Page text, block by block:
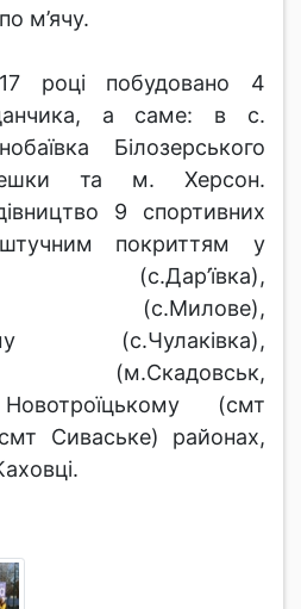
м’ячу.
році побудовано 4
а саме: в с.
Білозерського
та м. Херсон.
9 спортивних
покриттям у
(с.Дар’ївка),
(с.Милове),
(с.Чулаківка),
(м.Скадовськ,
(смт
Сиваське) районах,